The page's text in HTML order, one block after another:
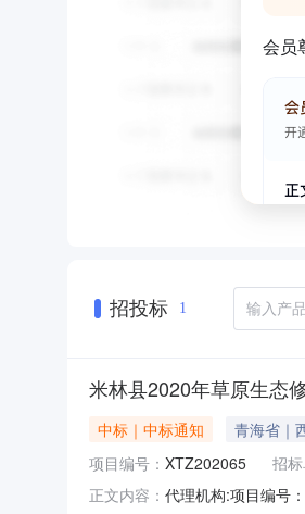
会员
招投标 1
米林县2020年草原生态
中标｜中标通知 青海省｜
项目编号： XTZ202065 招标
正文内容： 代理机构:项目编号